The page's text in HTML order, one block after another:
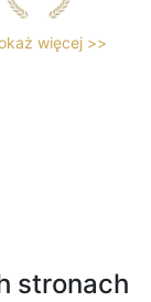
więcej >>
stronach